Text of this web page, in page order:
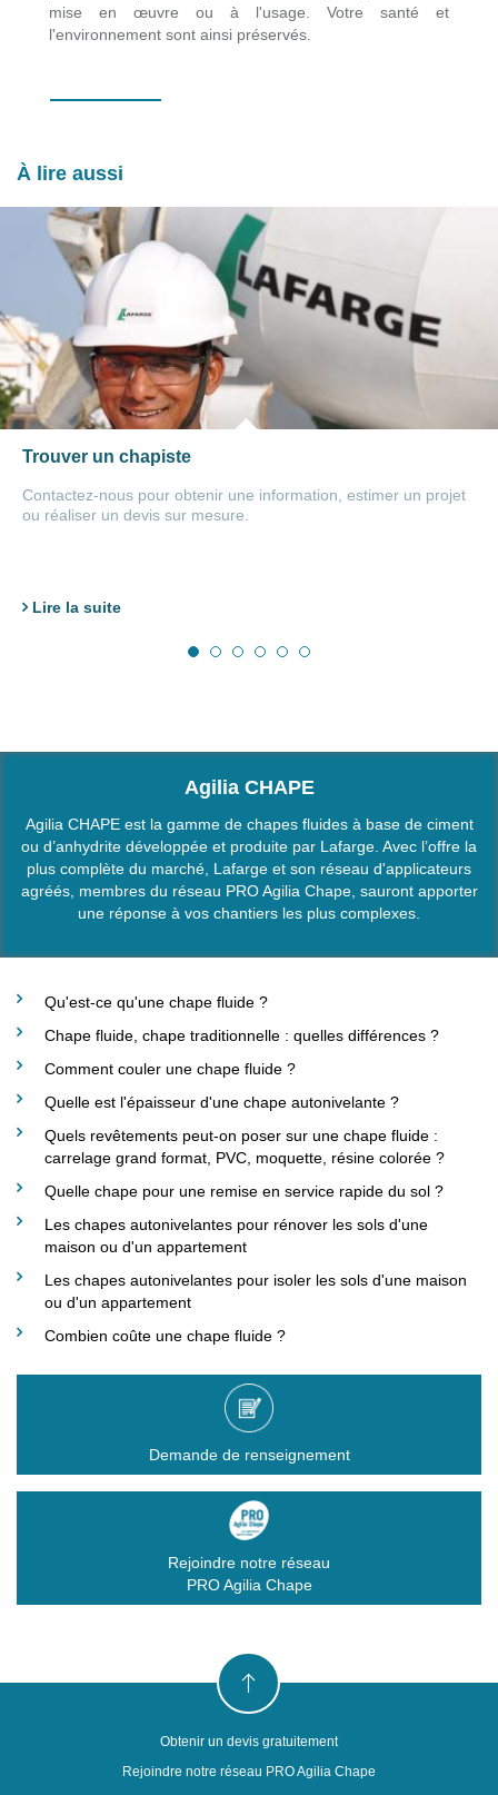
mise en œuvre ou à l'usage. Votre santé et
l'environnement sont ainsi préservés.
À lire aussi
Trouver un chapiste
Contactez-nous pour obtenir une information, estimer un projet
ou réaliser un devis sur mesure.
Lire la suite
Agilia CHAPE
Agilia CHAPE est la gamme de chapes fluides à base de ciment
ou d’anhydrite développée et produite par Lafarge. Avec l’offre la
plus complète du marché, Lafarge et son réseau d'applicateurs
agréés, membres du réseau PRO Agilia Chape, sauront apporter
une réponse à vos chantiers les plus complexes.
Qu'est-ce qu'une chape fluide ?
Chape fluide, chape traditionnelle : quelles différences ?
Comment couler une chape fluide ?
Quelle est l'épaisseur d'une chape autonivelante ?
Quels revêtements peut-on poser sur une chape fluide :
carrelage grand format, PVC, moquette, résine colorée ?
Quelle chape pour une remise en service rapide du sol ?
Les chapes autonivelantes pour rénover les sols d'une
maison ou d'un appartement
Les chapes autonivelantes pour isoler les sols d'une maison
ou d'un appartement
Combien coûte une chape fluide ?
Demande de renseignement
Rejoindre notre réseau
PRO Agilia Chape
Obtenir un devis gratuitement
Rejoindre notre réseau PRO Agilia Chape